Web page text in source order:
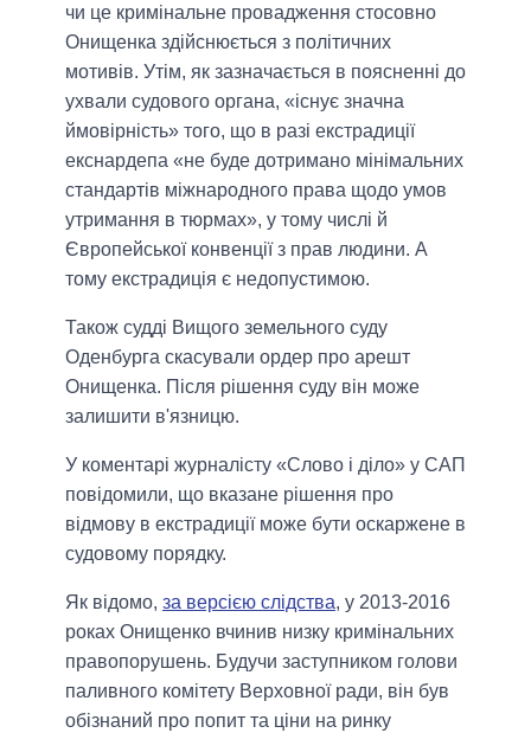
чи це кримінальне провадження стосовно
Онищенка здійснюється з політичних
мотивів. Утім, як зазначається в поясненні до
ухвали судового органа, «існує значна
ймовірність» того, що в разі екстрадиції
екснардепа «не буде дотримано мінімальних
стандартів міжнародного права щодо умов
утримання в тюрмах», у тому числі й
Європейської конвенції з прав людини. А
тому екстрадиція є недопустимою.
Також судді Вищого земельного суду
Оденбурга скасували ордер про арешт
Онищенка. Після рішення суду він може
залишити в'язницю.
У коментарі журналісту «Слово і діло» у САП
повідомили, що вказане рішення про
відмову в екстрадиції може бути оскаржене в
судовому порядку.
Як відомо, за версією слідства, у 2013-2016
роках Онищенко вчинив низку кримінальних
правопорушень. Будучи заступником голови
паливного комітету Верховної ради, він був
обізнаний про попит та ціни на ринку